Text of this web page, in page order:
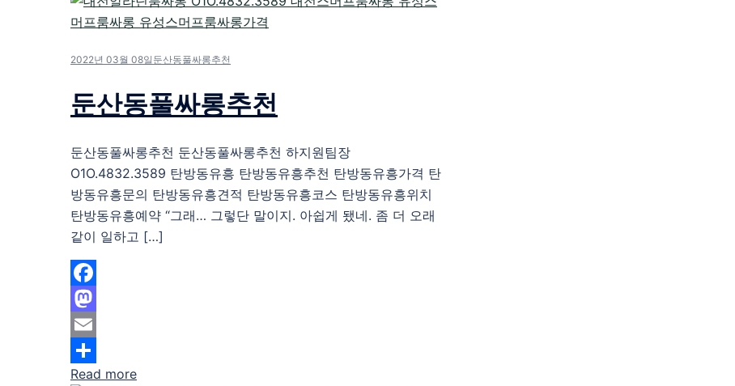
2022년 03월 08일 둔산동풀싸롱추천
둔산동풀싸롱추천
둔산동풀싸롱추천 둔산동풀싸롱추천 하지원팀장
O1O.4832.3589 탄방동유흥 탄방동유흥추천 탄방동유흥가격 탄
방동유흥문의 탄방동유흥견적 탄방동유흥코스 탄방동유흥위치
탄방동유흥예약 “그래… 그렇단 말이지. 아쉽게 됐네. 좀 더 오래
같이 일하고 […]
Facebook
Mastodon
Email
Share
Read more